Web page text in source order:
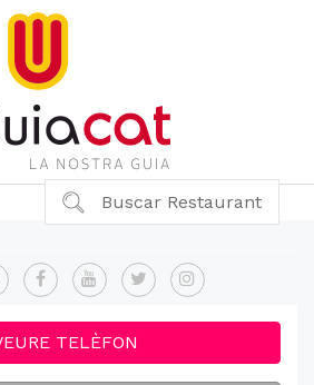
Buscar Restaurant
TELÈFON